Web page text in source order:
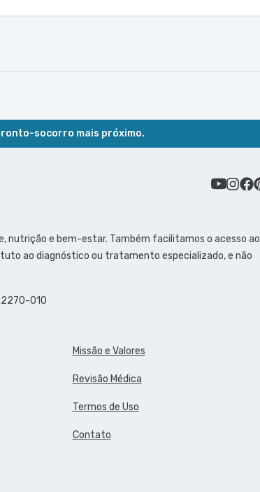
socorro mais próximo.
nutrição e bem-estar. Também facilitamos o acesso ao
ao diagnóstico ou tratamento especializado, e não
010
Missão e Valores
Revisão Médica
Termos de Uso
Contato